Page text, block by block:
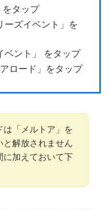
をタップ
ーズイベント」を
ント」 をタップ
ロード」をタップ
は「メルトア」を
と解放されません
に加えておいて下